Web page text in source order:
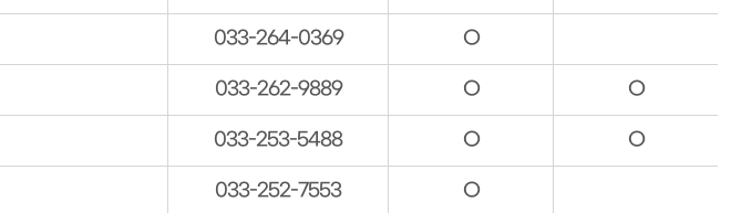
033-264-0369 O
033-262-9889 O O
033-253-5488 O O
033-252-7553 O